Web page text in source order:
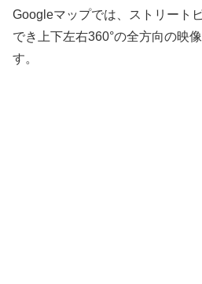
Googleマップでは、ストリート
でき上下左右360°の全方向の映
す。